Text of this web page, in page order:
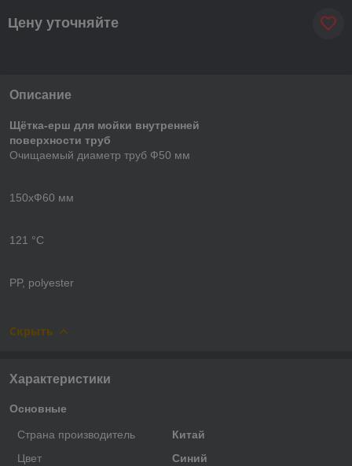
Цену уточняйте
Описание
Щётка-ерш для мойки внутренней
поверхности труб
Очищаемый диаметр труб Ф50 мм
150xФ60 мм
121 °С
PP, polyester
Скрыть
Характеристики
Основные
Страна производитель
Китай
Цвет
Синий